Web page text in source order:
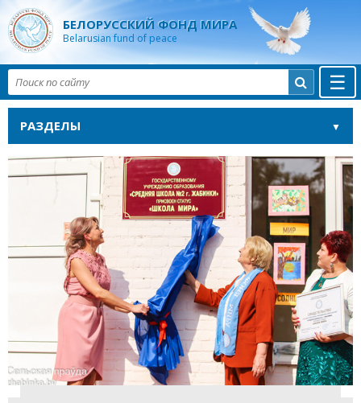
БЕЛОРУССКИЙ ФОНД МИРА
Belarusian fund of peace
☰

РАЗДЕЛЫ